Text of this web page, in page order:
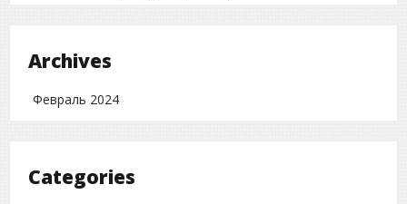
Archives
Февраль 2024
Categories